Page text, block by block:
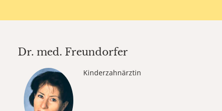
Dr. med. Freundorfer
Kinderzahnärztin